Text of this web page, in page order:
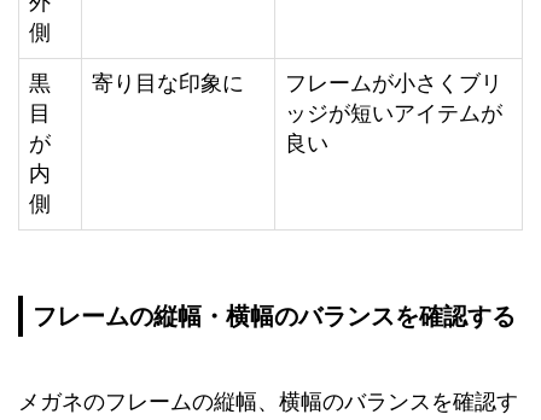
側
黒
目
が
内
側
寄り目な印象に
フレームが小さくブリ
ッジが短いアイテムが
良い
フレームの縦幅・横幅のバランスを確認する
メガネのフレームの縦幅、横幅のバランスを確認す